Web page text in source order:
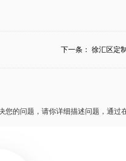
下一条： 徐汇区定
您的问题，请你详细描述问题，通过